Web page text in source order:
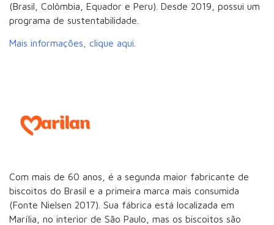
(Brasil, Colômbia, Equador e Peru). Desde 2019, possui um
programa de sustentabilidade.
Mais informações, clique aqui.
Com mais de 60 anos, é a segunda maior fabricante de
biscoitos do Brasil e a primeira marca mais consumida
(Fonte Nielsen 2017). Sua fábrica está localizada em
Marília, no interior de São Paulo, mas os biscoitos são